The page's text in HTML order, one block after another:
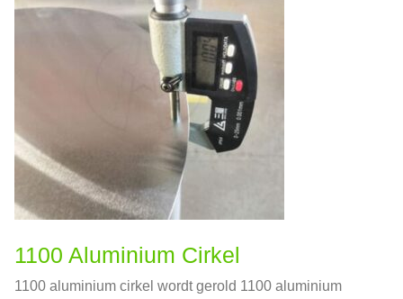
1100 Aluminium Cirkel
1100 aluminium cirkel wordt gerold 1100 aluminium